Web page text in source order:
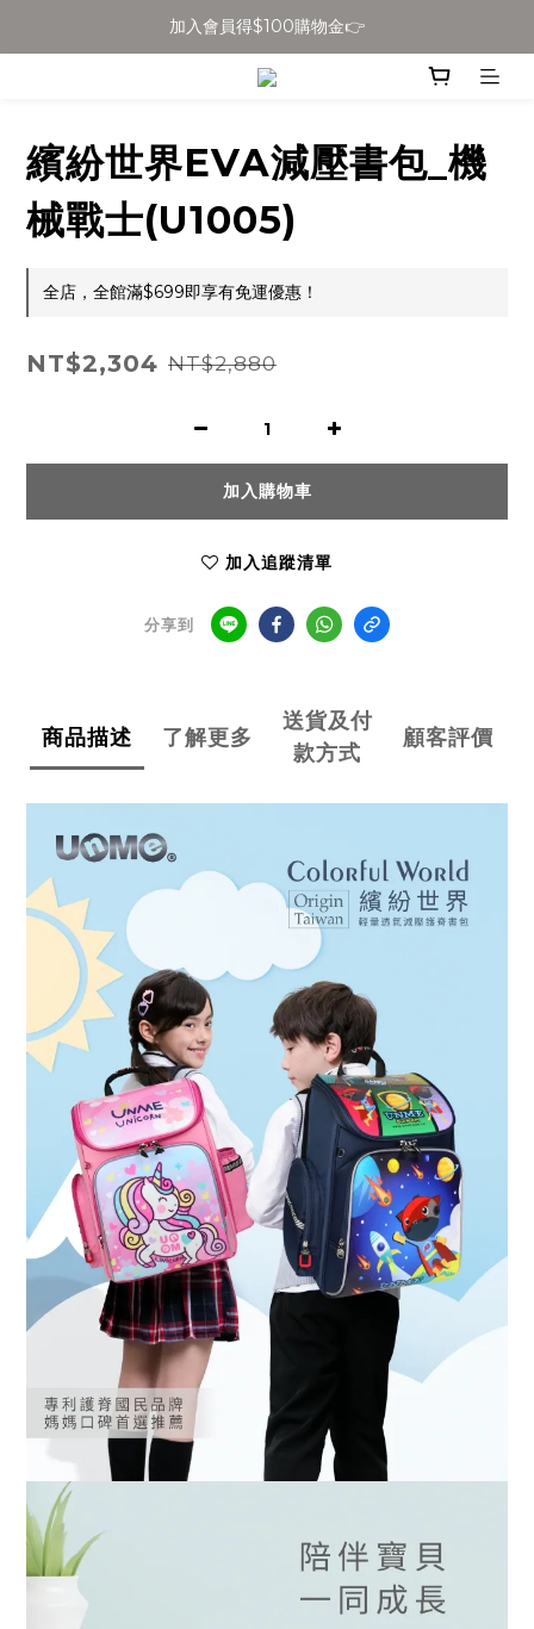
全館滿$699免運
加入會員得$100購物金👉
全館滿$699免運
繽紛世界EVA減壓書包_機
械戰士(U1005)
全店，全館滿$699即享有免運優惠！
NT$2,304 NT$2,880
加入購物車
加入追蹤清單
分享到
商品描述 了解更多
送貨及付
款方式
顧客評價